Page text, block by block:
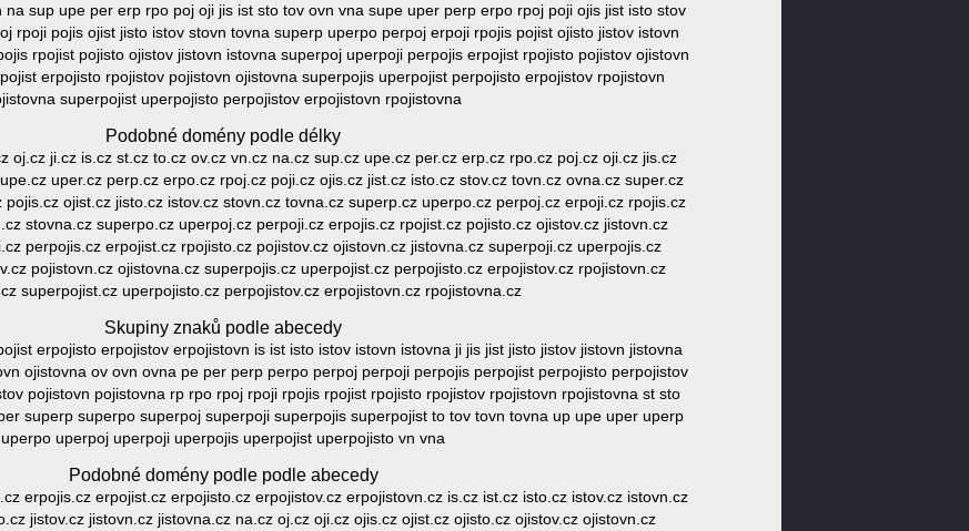
sup upe per erp rpo poj oji jis ist sto tov ovn vna supe uper perp erpo rpoj poji ojis jist isto stov
rpoji pojis ojist jisto istov stovn tovna superp uperpo perpoj erpoji rpojis pojist ojisto jistov istovn
rpojist pojisto ojistov jistovn istovna superpoj uperpoji perpojis erpojist rpojisto pojistov ojistovn
erpojisto rpojistov pojistovn ojistovna superpojis uperpojist perpojisto erpojistov rpojistovn
superpojist uperpojisto perpojistov erpojistovn rpojistovna
Podobné domény podle délky
oj.cz ji.cz is.cz st.cz to.cz ov.cz vn.cz na.cz sup.cz upe.cz per.cz erp.cz rpo.cz poj.cz oji.cz jis.cz
uper.cz perp.cz erpo.cz rpoj.cz poji.cz ojis.cz jist.cz isto.cz stov.cz tovn.cz ovna.cz super.cz
ojist.cz jisto.cz istov.cz stovn.cz tovna.cz superp.cz uperpo.cz perpoj.cz erpoji.cz rpojis.cz
stovna.cz superpo.cz uperpoj.cz perpoji.cz erpojis.cz rpojist.cz pojisto.cz ojistov.cz jistovn.cz
perpojis.cz erpojist.cz rpojisto.cz pojistov.cz ojistovn.cz jistovna.cz superpoji.cz uperpojis.cz
pojistovn.cz ojistovna.cz superpojis.cz uperpojist.cz perpojisto.cz erpojistov.cz rpojistovn.cz
superpojist.cz uperpojisto.cz perpojistov.cz erpojistovn.cz rpojistovna.cz
Skupiny znaků podle abecedy
erpojisto erpojistov erpojistovn is ist isto istov istovn istovna ji jis jist jisto jistov jistovn jistovna
ojistovna ov ovn ovna pe per perp perpo perpoj perpoji perpojis perpojist perpojisto perpojistov
pojistovn pojistovna rp rpo rpoj rpoji rpojis rpojist rpojisto rpojistov rpojistovn rpojistovna st sto
superp superpo superpoj superpoji superpojis superpojist to tov tovn tovna up upe uper uperp
uperpo uperpoj uperpoji uperpojis uperpojist uperpojisto vn vna
Podobné domény podle podle abecedy
erpojis.cz erpojist.cz erpojisto.cz erpojistov.cz erpojistovn.cz is.cz ist.cz isto.cz istov.cz istovn.cz
jistov.cz jistovn.cz jistovna.cz na.cz oj.cz oji.cz ojis.cz ojist.cz ojisto.cz ojistov.cz ojistovn.cz